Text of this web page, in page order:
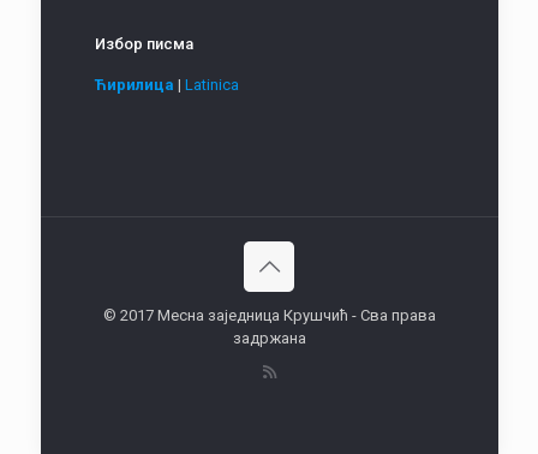
Избор писма
Ћирилица | Latinica
© 2017 Месна заједница Крушчић - Сва права
задржана